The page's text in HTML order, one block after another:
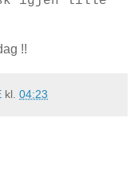
!!
kl. 04:23